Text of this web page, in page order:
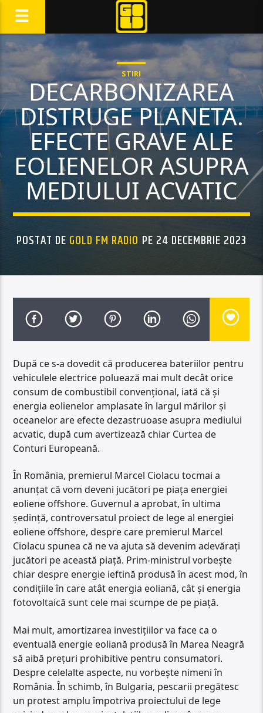
STIRI
DECARBONIZAREA
DISTRUGE PLANETA.
EFECTE GRAVE ALE
EOLIENELOR ASUPRA
MEDIULUI ACVATIC
POSTAT DE GOLD FM RADIO PE 24 DECEMBRIE 2023
După ce s-a dovedit că producerea bateriilor pentru
vehiculele electrice poluează mai mult decât orice
consum de combustibil convențional, iată că și
energia eolienelor amplasate în largul mărilor și
oceanelor are efecte dezastruoase asupra mediului
acvatic, după cum avertizează chiar Curtea de
Conturi Europeană.
În România, premierul Marcel Ciolacu tocmai a
anunțat că vom deveni jucători pe piața energiei
eoliene offshore. Guvernul a aprobat, în ultima
ședință, controversatul proiect de lege al energiei
eoliene offshore, despre care premierul Marcel
Ciolacu spunea că ne va ajuta să devenim adevărați
jucători pe această piață. Prim-ministrul vorbește
chiar despre energie ieftină produsă în acest mod, în
condițiile în care atât energia eoliană, cât și energia
fotovoltaică sunt cele mai scumpe de pe piață.
Mai mult, amortizarea investițiilor va face ca o
eventuală energie eoliană produsă în Marea Neagră
să aibă prețuri prohibitive pentru consumatori.
Despre celelalte aspecte, nu vorbește nimeni în
România. În schimb, în Bulgaria, pescarii pregătesc
un protest amplu împotriva proiectului de lege